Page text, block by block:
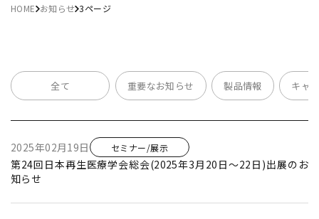
HOME お知らせ 3ページ
全て 重要なお知らせ 製品情報 キャ
2025年02月19日 セミナー/展示
第24回日本再生医療学会総会(2025年3月20日～22日)出展のお
知らせ